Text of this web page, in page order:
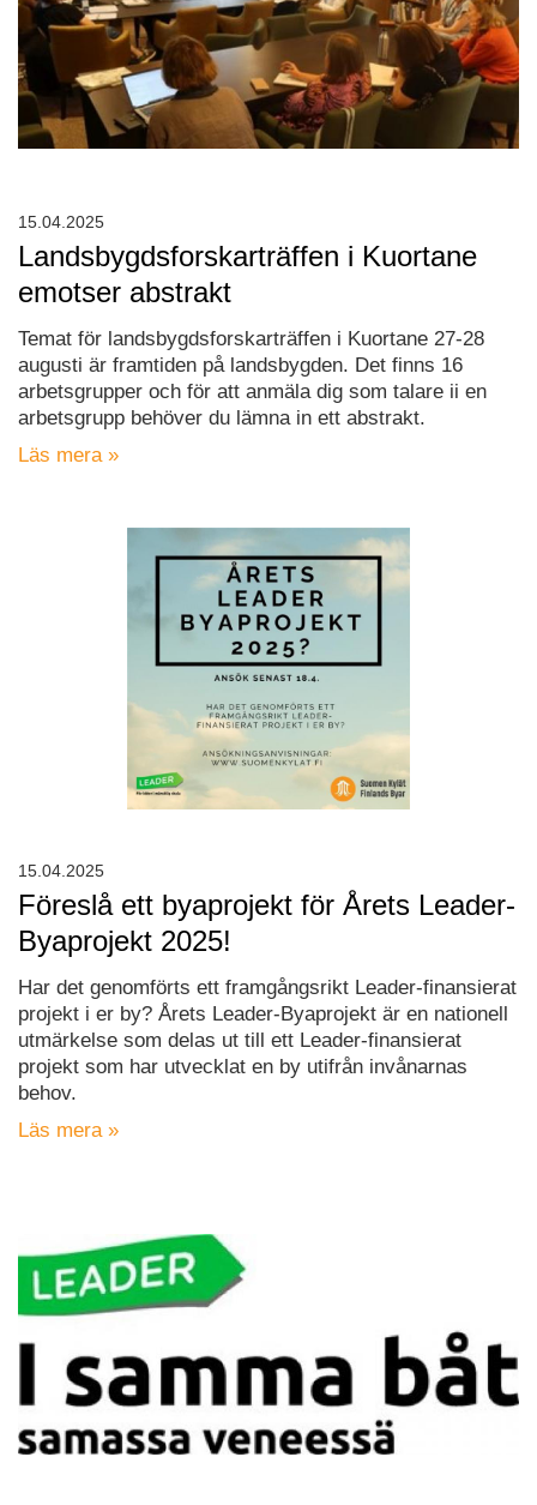
Landsbygdsforskarträffen i Kuortane
emotser abstrakt
Temat för landsbygdsforskarträffen i Kuortane 27-28
augusti är framtiden på landsbygden. Det finns 16
arbetsgrupper och för att anmäla dig som talare ii en
arbetsgrupp behöver du lämna in ett abstrakt.
Läs mera »
15.04.2025
Föreslå ett byaprojekt för Årets Leader-
Byaprojekt 2025!
Har det genomförts ett framgångsrikt Leader-finansierat
projekt i er by? Årets Leader-Byaprojekt är en nationell
utmärkelse som delas ut till ett Leader-finansierat
projekt som har utvecklat en by utifrån invånarnas
behov.
Läs mera »
15.04.2025